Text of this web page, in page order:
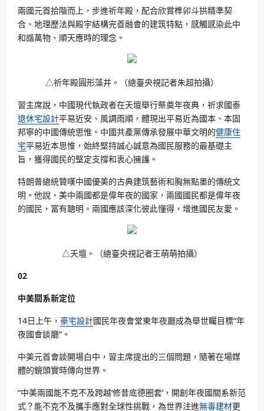
兩國元首拾階而上，步進祈年殿，配合欣賞榫卯斗拱精準契
合、地理歷法與殿宇結構完善融會的建筑特點，感觸感染此中
和諧萬物、順天應時的理念。
△祈年殿圓形藻井。（總臺央視記者朱超拍攝）
習主席說，中國現代執政者在天壇舉行祭奠年夜典，祈求國泰
退休宅設計平易近安、風調雨順，體現出平易近為國本、本固
邦寧的中國傳統思惟。中國共產黨傳承發展中華文明的健康住
宅平易近本思惟，始終堅持誠心誠意為國民服務的最基礎主
旨，獲得國民的堅定支撐和衷心擁護。
特朗普總統贊嘆中國優美的古典建筑藝術和胸無點墨的傳統文
明。他說，美中兩國都是偉年夜的國家，兩國國民都是偉年夜
的國民，富有聰明。兩國應該深化彼此懂得，增進國民友愛。
△天壇。（總臺央視記者王萌萌拍攝）
02
中美關系新定位
14日上午， 豪宅設計國民年夜會堂東年夜廳成為舉世矚目標“年
夜國會談廳”。
中美元首會談開場白中，習主席提出的三個問題，隨著在場媒
體的鏡頭實時傳向世界。
“中美兩國能不克不及跨越‘修昔底德圈套’，開創年夜國關系新范
式？能不克不及攜手應對全球性挑戰，為世界注進無毒建材更